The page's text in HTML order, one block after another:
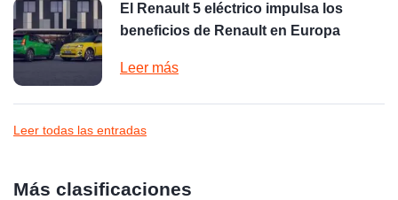
El Renault 5 eléctrico impulsa los
beneficios de Renault en Europa
Leer más
Leer todas las entradas
Más clasificaciones